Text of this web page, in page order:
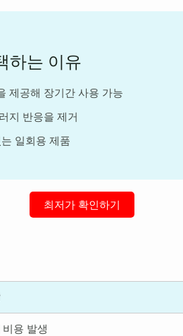
하는 이유
제공해 장기간 사용 가능
지 반응을 제거
일회용 제품
최저가 확인하기
비용 발생